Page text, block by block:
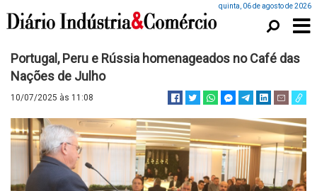
quinta, 06 de agosto de 2026
Portugal, Peru e Rússia homenageados no Café das
Nações de Julho
10/07/2025 às 11:08